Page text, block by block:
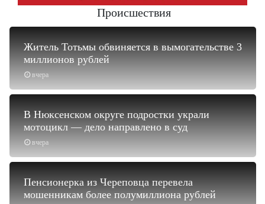
Происшествия
вчера
Житель Тотьмы обвиняется в вымогательстве 3
миллионов рублей
вчера
В Нюксенском округе подростки украли
мотоцикл — дело направлено в суд
Пенсионерка из Череповца перевела
мошенникам более полумиллиона рублей